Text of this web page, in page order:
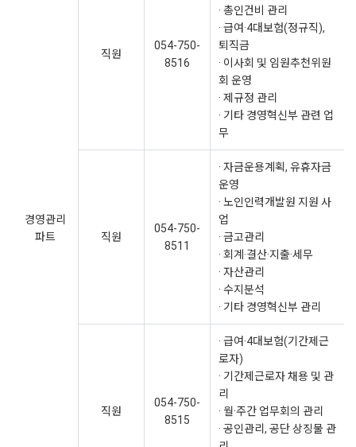
경영관리
파트
직원
054-750-
8516
· 총인건비 관리
· 급여·4대보험(정규직),
퇴직금
· 이사회 및 임원추천위원
회 운영
· 제규정 관리
· 기타 경영혁신부 관련 업
무
직원
054-750-
8511
· 자금운용계획, 유휴자금
운영
· 노인인력개발원 지원 사
업
· 금고관리
· 회계·결산·지출·세무
· 자산관리
· 수지분석
· 기타 경영혁신부 관리
직원
054-750-
8515
· 급여·4대보험(기간제근
로자)
· 기간제근로자 채용 및 관
리
· 월·주간 업무회의 관리
· 공인관리, 공단 상징물 관